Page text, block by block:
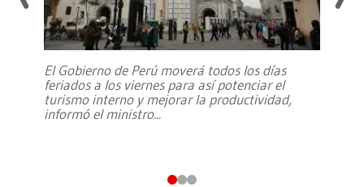
El Gobierno de Perú moverá todos los días
feriados a los viernes para así potenciar el
turismo interno y mejorar la productividad,
informó el ministro...